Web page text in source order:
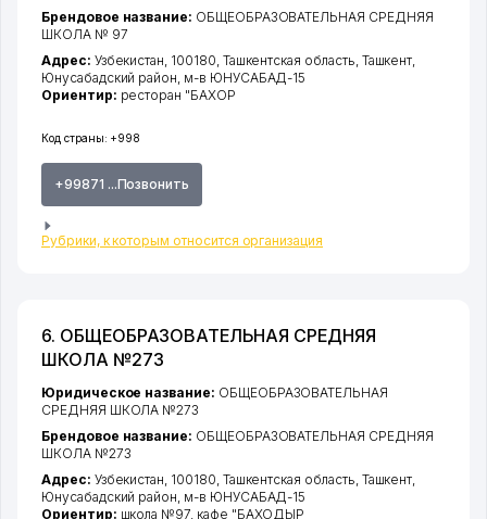
Код страны: +998
+99871 ...Позвонить
Рубрики, к которым относится организация
Брендовое название: ОБЩЕОБРАЗОВАТЕЛЬНАЯ СРЕДНЯЯ
ШКОЛА № 97
Адрес: Узбекистан, 100180, Ташкентская область Ташкент
Юнусабадский район м-в ЮНУСАБАД-15
Ориентир: ресторан "БАХОР
6. ОБЩЕОБРАЗОВАТЕЛЬНАЯ СРЕДНЯЯ
ШКОЛА №273
Юридическое название: ОБЩЕОБРАЗОВАТЕЛЬНАЯ
СРЕДНЯЯ ШКОЛА №273
Брендовое название: ОБЩЕОБРАЗОВАТЕЛЬНАЯ СРЕДНЯЯ
ШКОЛА №273
Адрес: Узбекистан, 100180, Ташкентская область, Ташкент,
Юнусабадский район, м-в ЮНУСАБАД-15
Ориентир: школа №97, кафе "БАХОДЫР